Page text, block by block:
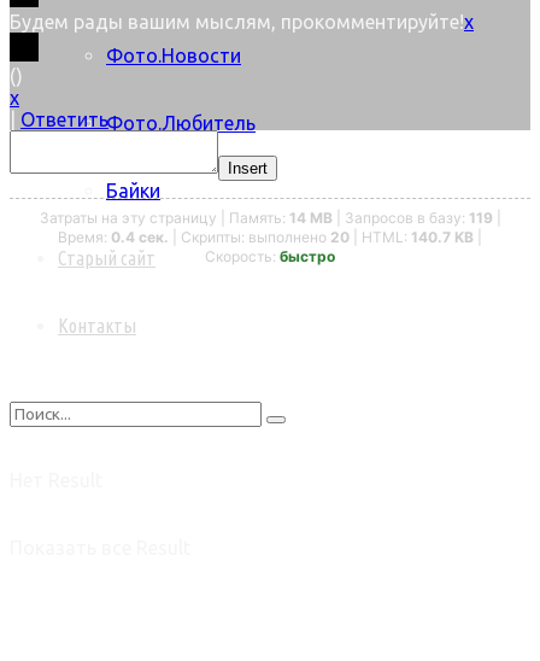
Фото.Новости
Фото.Любитель
Байки
Старый сайт
Контакты
Будем рады вашим мыслям, прокомментируйте!x
()
x
Ответить
Insert
Затраты на эту страницу | Память: 14 MB | Запросов в базу: 119
Время: 0.4 сек. | Скрипты: выполнено 20 | HTML: 140.7 KB
Скорость: быстро